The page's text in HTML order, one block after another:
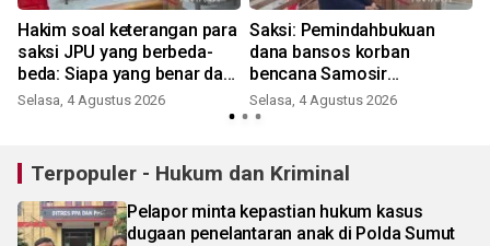
Hakim soal keterangan para
saksi JPU yang berbeda-
beda: Siapa yang benar dari
yang tidak benar ini?
Selasa, 4 Agustus 2026
Saksi: Pemindahbukuan
dana bansos korban
bencana Samosir
berdasarkan kesepakatan
rapat
Selasa, 4 Agustus 2026
Terpopuler - Hukum dan Kriminal
Pelapor minta kepastian hukum kasus
dugaan penelantaran anak di Polda Sumut